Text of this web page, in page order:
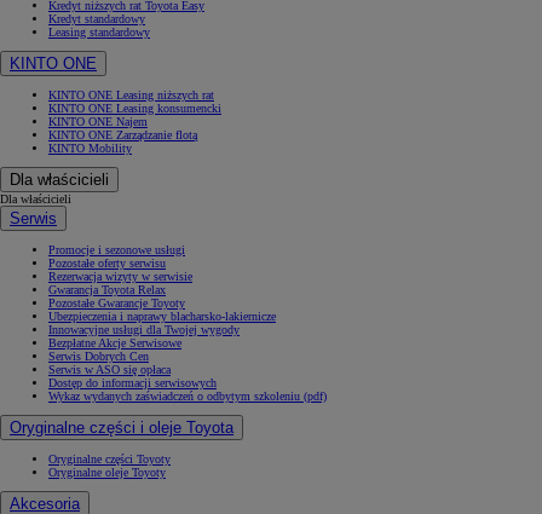
Kredyt niższych rat Toyota Easy
Kredyt standardowy
Leasing standardowy
KINTO ONE
KINTO ONE Leasing niższych rat
KINTO ONE Leasing konsumencki
KINTO ONE Najem
KINTO ONE Zarządzanie flotą
KINTO Mobility
Dla właścicieli
Dla właścicieli
Serwis
Promocje i sezonowe usługi
Pozostałe oferty serwisu
Rezerwacja wizyty w serwisie
Gwarancja Toyota Relax
Pozostałe Gwarancje Toyoty
Ubezpieczenia i naprawy blacharsko-lakiernicze
Innowacyjne usługi dla Twojej wygody
Bezpłatne Akcje Serwisowe
Serwis Dobrych Cen
Serwis w ASO się opłaca
Dostęp do informacji serwisowych
Wykaz wydanych zaświadczeń o odbytym szkoleniu (pdf)
Oryginalne części i oleje Toyota
Oryginalne części Toyoty
Oryginalne oleje Toyoty
Akcesoria